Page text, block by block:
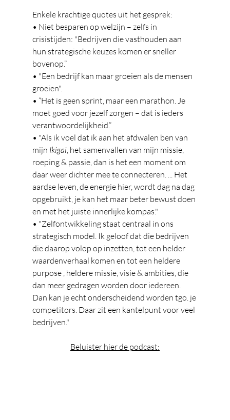
Enkele krachtige quotes uit het gesprek:
• Niet besparen op welzijn – zelfs in
crisistijden: "Bedrijven die vasthouden aan
hun strategische keuzes komen er sneller
bovenop.”
• "Een bedrijf kan maar groeien als de mensen
groeien".
• “Het is geen sprint, maar een marathon. Je
moet goed voor jezelf zorgen – dat is ieders
verantwoordelijkheid.”
• "Als ik voel dat ik aan het afdwalen ben van
mijn Ikigai, het samenvallen van mijn missie,
roeping & passie, dan is het een moment om
daar weer dichter mee te connecteren. ... Het
aardse leven, de energie hier, wordt dag na dag
opgebruikt, je kan het maar beter bewust doen
en met het juiste innerlijke kompas."
• "Zelfontwikkeling staat centraal in ons
strategisch model. Ik geloof dat die bedrijven
die daarop volop op inzetten, tot een helder
waardenverhaal komen en tot een heldere
purpose , heldere missie, visie & ambities, die
dan meer gedragen worden door iedereen.
Dan kan je echt onderscheidend worden tgo. je
competitors. Daar zit een kantelpunt voor veel
bedrijven."
Beluister hier de podcast: